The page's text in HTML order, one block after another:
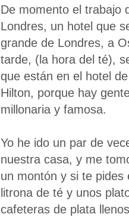
De momento el trabajo
Londres, un hotel que
grande de Londres, a
tarde, (la hora del té),
que están en el hotel
Hilton, porque hay
millonaria y famosa.
Yo he ido un par de
nuestra casa, y me
un montón y si te
litrona de té y unos
cafeteras de plata